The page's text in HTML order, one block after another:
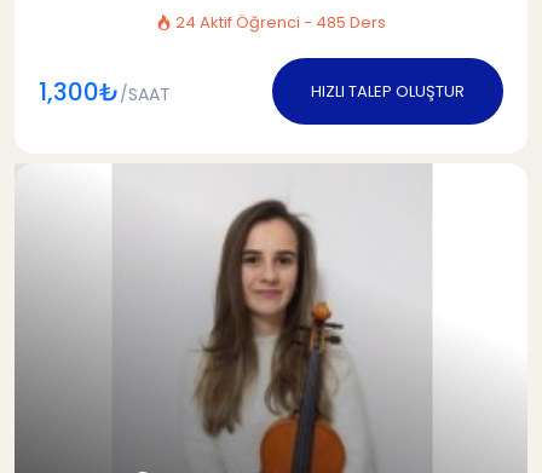
24 Aktif Öğrenci - 485 Ders
1,300₺/SAAT HIZLI TALEP OLUŞTUR